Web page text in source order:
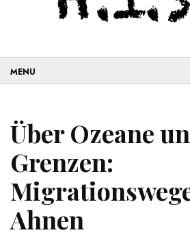
Über Ozeane
Grenzen:
Ahnen